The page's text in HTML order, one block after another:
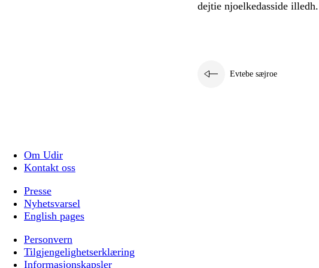
dejtie njoelkedasside illedh.
Evtebe sæjroe
Om Udir
Kontakt oss
Presse
Nyhetsvarsel
English pages
Personvern
Tilgjengelighetserklæring
Informasjonskapsler